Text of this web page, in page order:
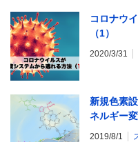
コロナウ
（1）
2020/3/31
新規色素
ネルギー
2019/8/1